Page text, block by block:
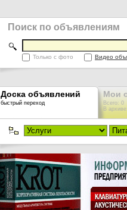
Поиск по объявлениям
Только с фото Видео
Доска объявлений
быстрый переход
Мои
Всего: 0
В